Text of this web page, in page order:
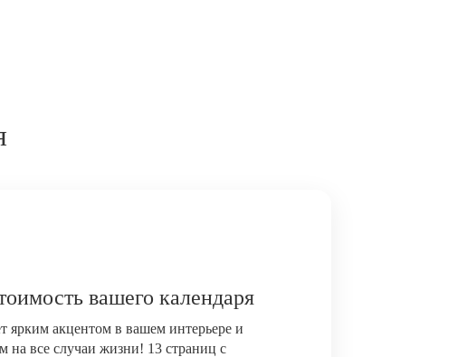
вашего календаря
ярким акцентом в вашем интерьере и
на все случаи жизни! 13 страниц с